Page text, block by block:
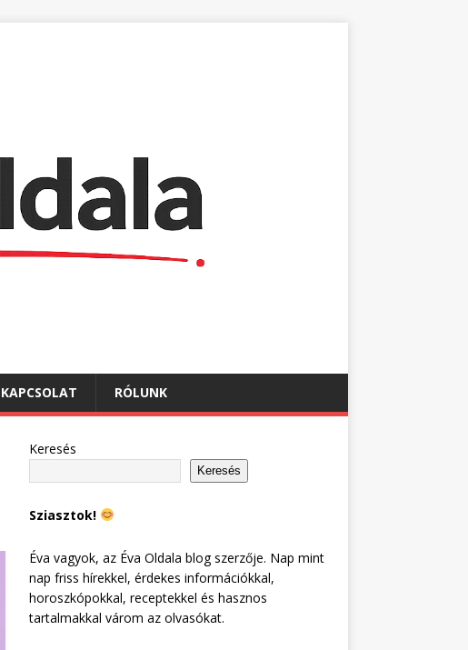
KAPCSOLAT RÓLUNK
Keresés
Keresés
Sziasztok!
Éva vagyok, az Éva Oldala blog szerzője. Nap mint
nap friss hírekkel, érdekes információkkal,
horoszkópokkal, receptekkel és hasznos
tartalmakkal várom az olvasókat.